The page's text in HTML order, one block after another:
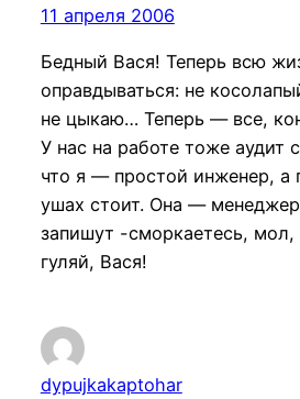
11 апреля 2006
Бедный Вася! Теперь всю
оправдываться: не
не цыкаю… Теперь — все,
У нас на работе тоже аудит
что я — простой инженер, а
ушах стоит. Она —
запишут -сморкаетесь,
гуляй, Вася!
dypujkakaptohar